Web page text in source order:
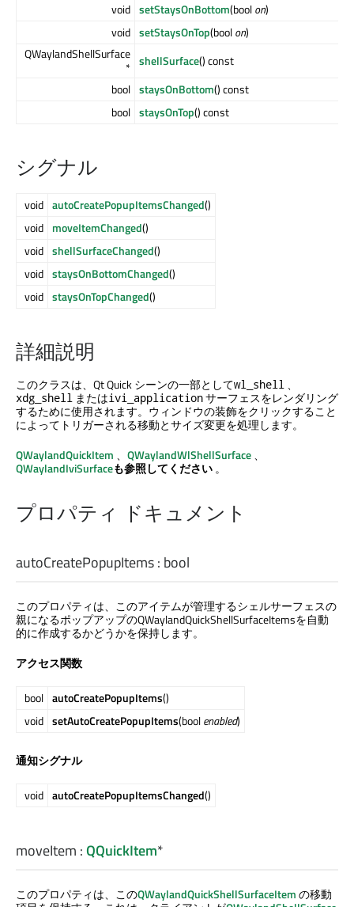
void setStaysOnBottom(boolon)
void setStaysOnTop(boolon)
QWaylandShellSurface
* shellSurface() const
bool staysOnBottom() const
bool staysOnTop() const
シグナル
void autoCreatePopupItemsChanged()
void moveItemChanged()
void shellSurfaceChanged()
void staysOnBottomChanged()
void staysOnTopChanged()
詳細説明
このクラスは、 Qt Quickシーンの一部としてwl_shell 、
xdg_shell またはivi_applicationサーフェスをレンダリング
するために使用されます。ウィンドウの装飾をクリックすること
によってトリガーされる移動とサイズ変更を処理します。
QWaylandQuickItem 、 QWaylandWlShellSurface、
QWaylandIviSurfaceも参照してください。
プロパティ ドキュメント
autoCreatePopupItems: bool
このプロパティは、このアイテムが管理するシェルサーフェスの
親になるポップアップのQWaylandQuickShellSurfaceItemsを自動
的に作成するかどうかを保持します。
アクセス関数
bool autoCreatePopupItems()
void setAutoCreatePopupItems(boolenabled)
通知シグナル
void autoCreatePopupItemsChanged()
moveItem :QQuickItem*
このプロパティは、このQWaylandQuickShellSurfaceItemの移動